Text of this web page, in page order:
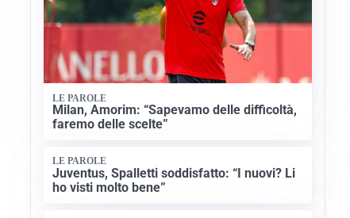
LE PAROLE
Milan, Amorim: “Sapevamo delle difficoltà,
faremo delle scelte”
LE PAROLE
Juventus, Spalletti soddisfatto: “I nuovi? Li
ho visti molto bene”